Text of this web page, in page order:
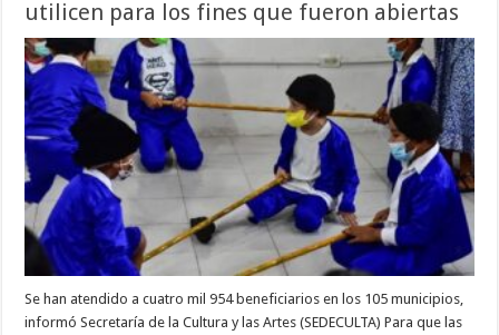
utilicen para los fines que fueron abiertas
Se han atendido a cuatro mil 954 beneficiarios en los 105 municipios,
informó Secretaría de la Cultura y las Artes (SEDECULTA) Para que las